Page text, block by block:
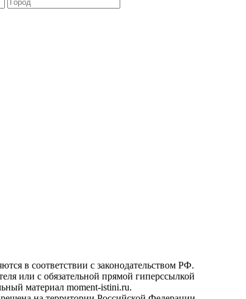
в соответствии с законодательством РФ.
или с обязательной прямой гиперссылкой
материал moment-istini.ru.